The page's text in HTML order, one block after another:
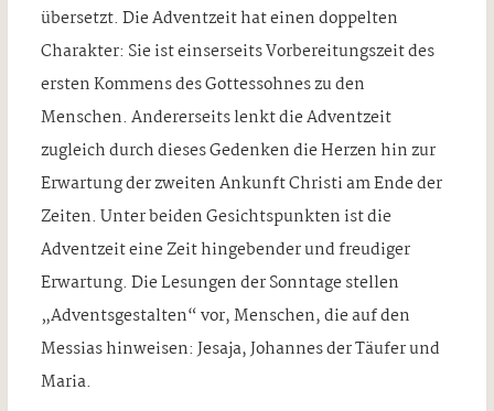
übersetzt. Die Adventzeit hat einen doppelten
Charakter: Sie ist einserseits Vorbereitungszeit des
ersten Kommens des Gottessohnes zu den
Menschen. Andererseits lenkt die Adventzeit
zugleich durch dieses Gedenken die Herzen hin zur
Erwartung der zweiten Ankunft Christi am Ende der
Zeiten. Unter beiden Gesichtspunkten ist die
Adventzeit eine Zeit hingebender und freudiger
Erwartung. Die Lesungen der Sonntage stellen
„Adventsgestalten“ vor, Menschen, die auf den
Messias hinweisen: Jesaja, Johannes der Täufer und
Maria.